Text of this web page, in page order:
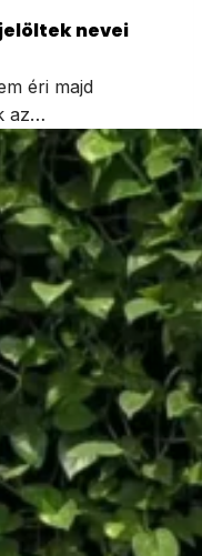
nevei
éri majd
az…